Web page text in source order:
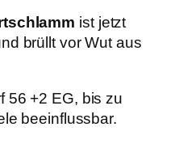
ist jetzt
brüllt vor Wut aus
56 +2 EG, bis zu
beeinflussbar.